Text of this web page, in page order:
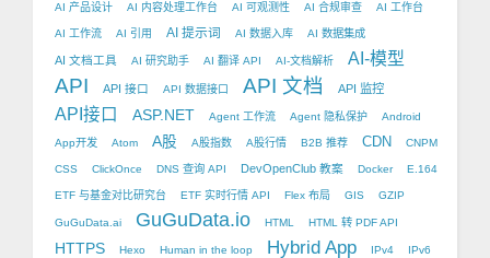
AI 产品设计 AI 内容处理工作台 AI 可观测性 AI 合规审查 AI 工作台
AI 工作流 AI 引用 AI 提示词 AI 数据入库 AI 数据集成
AI 文档工具 AI 研究助手 AI 翻译 API AI-文档解析 AI-模型
API API 接口 API 数据接口 API 文档 API 监控
API接口 ASP.NET Agent 工作流 Agent 隐私保护 Android
App开发 Atom A股 A股指数 A股行情 B2B 推荐 CDN CNPM
CSS ClickOnce DNS 查询 API DevOpenClub 教案 Docker E.164
ETF 与基金对比研究台 ETF 实时行情 API Flex 布局 GIS GZIP
GuGuData.ai GuGuData.io HTML HTML 转 PDF API
HTTPS Hexo Human in the loop Hybrid App IPv4 IPv6